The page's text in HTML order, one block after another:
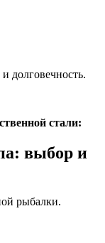
долговечность.
стали:
выбор и
рыбалки.